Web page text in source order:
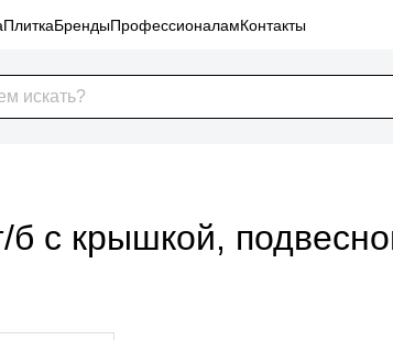
ПлиткаБрендыПрофессионаламКонтакты
с крышкой,